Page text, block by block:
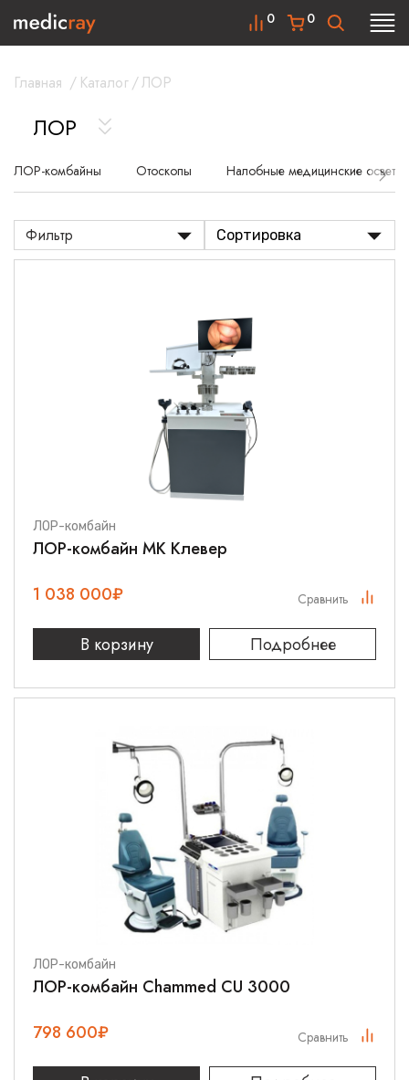
0
0
Главная / Каталог/ЛОР
ЛОР
ЛОР-комбайны Отоскопы Налобные медицинские
Фильтр Сортировка
ЛОР-комбайн
ЛОР-комбайн МК Клевер
1 038 000₽
В корзину Подробнее
Сравнить
ЛОР-комбайн
ЛОР-комбайн Chammed CU 3000
798 600₽ Сравнить